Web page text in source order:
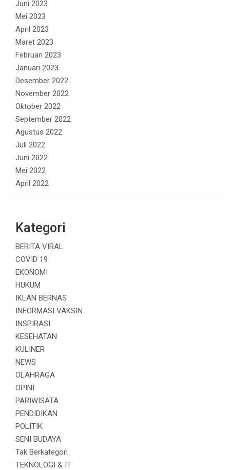
Juni 2023
Mei 2023
April 2023
Maret 2023
Februari 2023
Januari 2023
Desember 2022
November 2022
Oktober 2022
September 2022
Agustus 2022
Juli 2022
Juni 2022
Mei 2022
April 2022
Kategori
BERITA VIRAL
COVID 19
EKONOMI
HUKUM
IKLAN BERNAS
INFORMASI VAKSIN
INSPIRASI
KESEHATAN
KULINER
NEWS
OLAHRAGA
OPINI
PARIWISATA
PENDIDIKAN
POLITIK
SENI BUDAYA
Tak Berkategori
TEKNOLOGI & IT